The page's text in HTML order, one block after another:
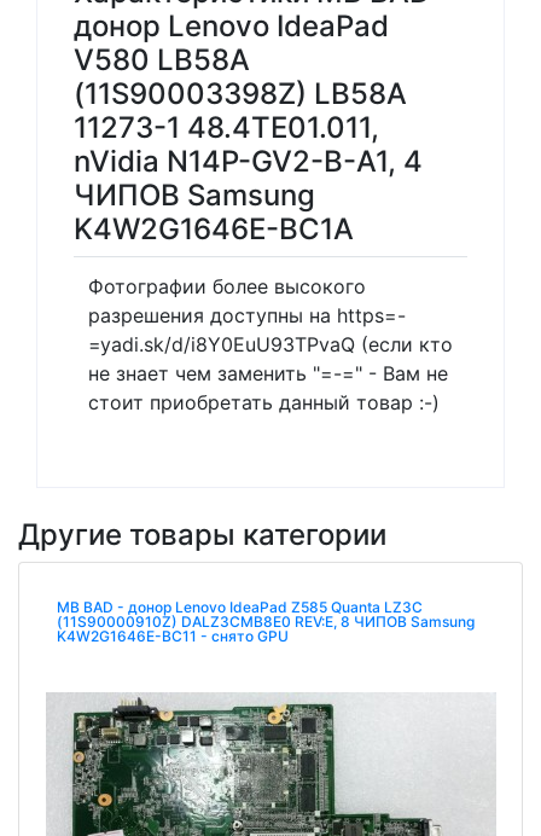
донор Lenovo IdeaPad
V580 LB58A
(11S90003398Z) LB58A
11273-1 48.4TE01.011,
nVidia N14P-GV2-B-A1, 4
ЧИПОВ Samsung
K4W2G1646E-BC1A
Фотографии более высокого
разрешения доступны на https=-
=yadi.sk/d/i8Y0EuU93TPvaQ (если кто
не знает чем заменить "=-=" - Вам не
стоит приобретать данный товар :-)
Другие товары категории
MB BAD - донор Lenovo IdeaPad Z585 Quanta LZ3C
(11S90000910Z) DALZ3CMB8E0 REV:E, 8 ЧИПОВ Samsung
K4W2G1646E-BC11 - снято GPU